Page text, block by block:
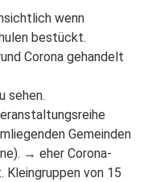
wenn
bestückt.
Corona gehandelt
sehen.
Gemeinden
→ eher Corona-
Kleingruppen von 15